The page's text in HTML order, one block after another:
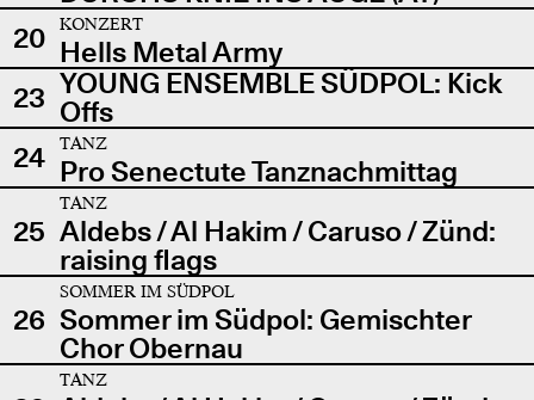
20
KONZERT
Hells Metal Army
23 YOUNG ENSEMBLE SÜDPOL: Kick
Offs
24
TANZ
Pro Senectute Tanznachmittag
25
TANZ
Aldebs / Al Hakim / Caruso / Zünd:
raising flags
26
SOMMER IM SÜDPOL
Sommer im Südpol: Gemischter
Chor Obernau
TANZ